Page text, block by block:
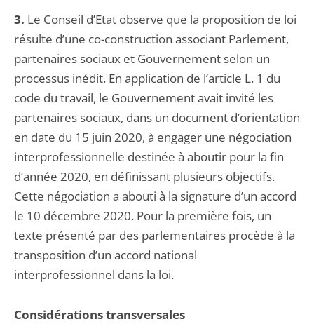
3. Le Conseil d’Etat observe que la proposition de loi
résulte d’une co-construction associant Parlement,
partenaires sociaux et Gouvernement selon un
processus inédit. En application de l’article L. 1 du
code du travail, le Gouvernement avait invité les
partenaires sociaux, dans un document d’orientation
en date du 15 juin 2020, à engager une négociation
interprofessionnelle destinée à aboutir pour la fin
d’année 2020, en définissant plusieurs objectifs.
Cette négociation a abouti à la signature d’un accord
le 10 décembre 2020. Pour la première fois, un
texte présenté par des parlementaires procède à la
transposition d’un accord national
interprofessionnel dans la loi.
Considérations transversales